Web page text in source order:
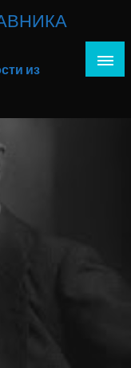
из